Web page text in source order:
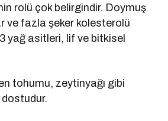
rolü çok belirgindir. Doymuş
ve fazla şeker kolesterolü
yağ asitleri, lif ve bitkisel
tohumu, zeytinyağı gibi